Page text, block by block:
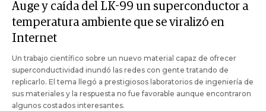
Auge y caída del LK-99 un superconductor a
temperatura ambiente que se viralizó en
Internet
Un trabajo científico sobre un nuevo material capaz de ofrecer
superconductividad inundó las redes con gente tratando de
replicarlo. El tema llegó a prestigiosos laboratorios de ingeniería de
sus materiales y la respuesta no fue favorable aunque encontraron
algunos costados interesantes.